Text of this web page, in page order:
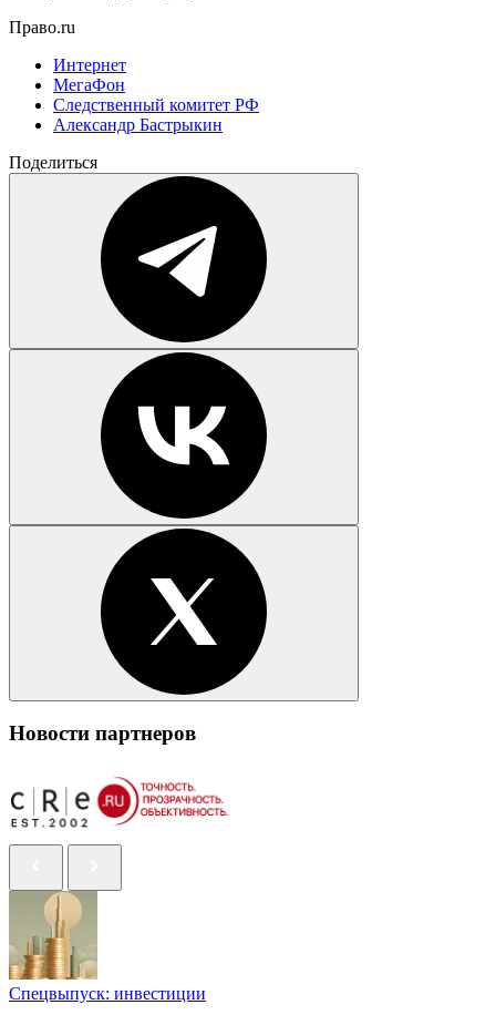
Право.ru
Интернет
МегаФон
Следственный комитет РФ
Александр Бастрыкин
Поделиться
Новости партнеров
Спецвыпуск: инвестиции